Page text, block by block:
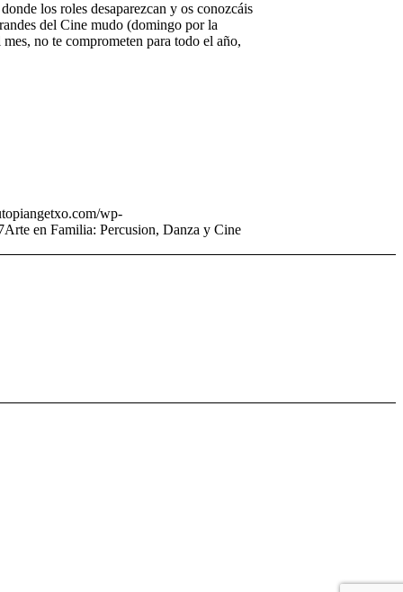
los roles desaparezcan y os conozcáis
del Cine mudo (domingo por la
no te comprometen para todo el año,
wp-
Arte en Familia: Percusion, Danza y Cine